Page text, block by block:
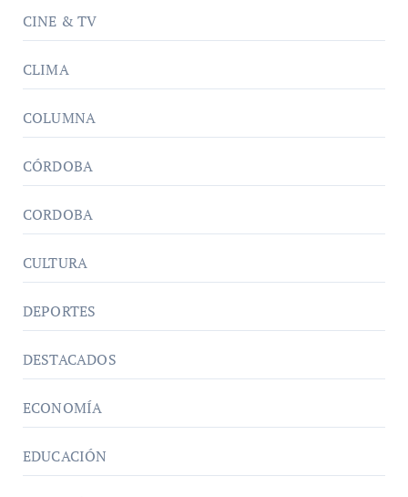
CINE & TV
CLIMA
COLUMNA
CÓRDOBA
CORDOBA
CULTURA
DEPORTES
DESTACADOS
ECONOMÍA
EDUCACIÓN